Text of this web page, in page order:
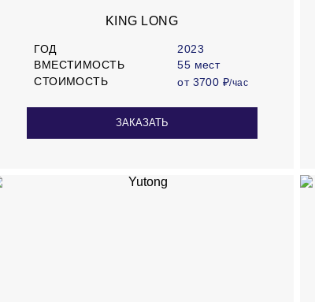
KING LONG
ГОД
2023
ВМЕСТИМОСТЬ
55 мест
СТОИМОСТЬ
от 3700 ₽/час
ЗАКАЗАТЬ